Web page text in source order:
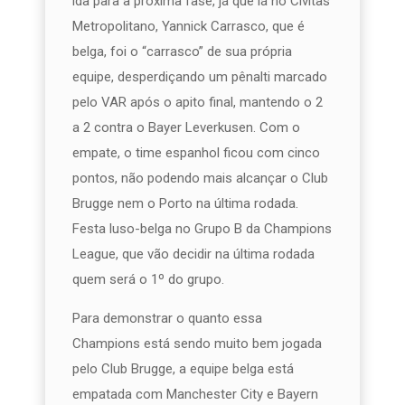
Metropolitano, Yannick Carrasco, que é
belga, foi o “carrasco” de sua própria
equipe, desperdiçando um pênalti marcado
pelo VAR após o apito final, mantendo o 2
a 2 contra o Bayer Leverkusen. Com o
empate, o time espanhol ficou com cinco
pontos, não podendo mais alcançar o Club
Brugge nem o Porto na última rodada.
Festa luso-belga no Grupo B da Champions
League, que vão decidir na última rodada
quem será o 1º do grupo.
Para demonstrar o quanto essa
Champions está sendo muito bem jogada
pelo Club Brugge, a equipe belga está
empatada com Manchester City e Bayern